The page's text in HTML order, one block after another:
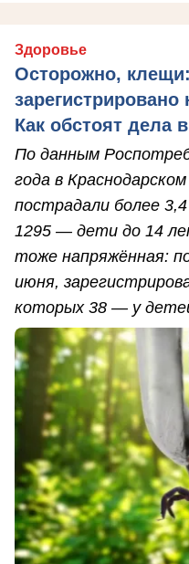
Здоровье
Осторожно,
зарегистрировано
Как обстоят дела
По данным
года в
пострадали более
1295 — дети до 14
тоже напряжённая:
июня,
которых 38 — у